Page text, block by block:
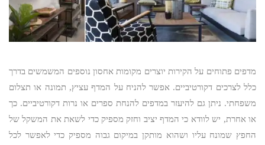
מדפים פתוחים על הקירות יוצרים מקומות אחסון נוספים המשמשים בדרך
כלל לצרכים דקורטיביים. אפשר להניח על המדף עציץ, תמונה או תצלום
משפחתי. ניתן גם להיעזר במדפים להנחת ספרים או נרות דקורטיביים. כך
או אחרת, יש לוודא כי המדף יציב וחזק מספיק כדי לשאת את המשקל של
החפץ שמונח עליו ושהוא מותקן במיקום גבוה מספיק כדי לאפשר לכל